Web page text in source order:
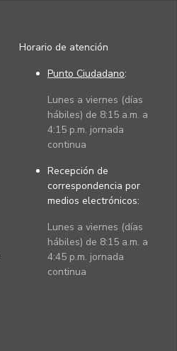
Horario de atención
Punto Ciudadano:
Lunes a viernes (días
hábiles) de 8:15 a.m. a
4:15 p.m. jornada
continua
Recepción de
correspondencia por
medios electrónicos:
Lunes a viernes (días
hábiles) de 8:15 a.m. a
4:45 p.m. jornada
continua